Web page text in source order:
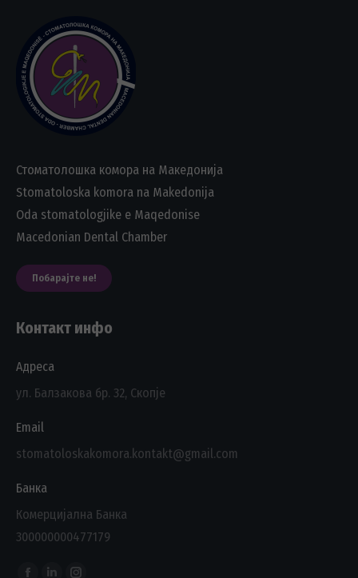
Стоматолошка комора на Македонија
Stomatoloska komora na Makedonija
Oda stomatologjike e Maqedonise
Macedonian Dental Chamber
Побарајте не!
Контакт инфо
Адреса
ул. Балзакова бр. 32, Скопје
Email
stomatoloskakomora.kontakt@gmail.com
Банка
Комерцијална Банка
300000000477179
Find us on: